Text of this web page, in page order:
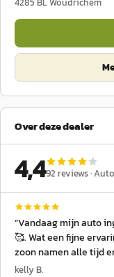
Over deze dealer
4,492 reviews ·
“Vandaag mijn auto
🥰. Wat een fijne
zoon namen alle tijd en gaven me het gevoel welkom te zijn. Bij
het ophalen stond
kelly B.